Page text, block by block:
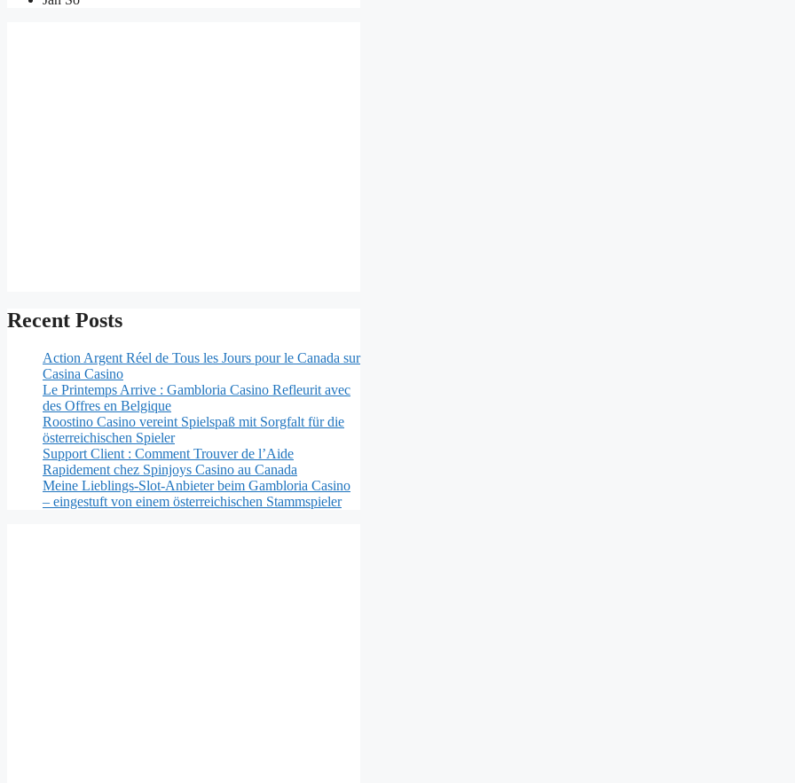
Recent Posts
Action Argent Réel de Tous les Jours pour le Canada sur
Casina Casino
Le Printemps Arrive : Gambloria Casino Refleurit avec
des Offres en Belgique
Roostino Casino vereint Spielspaß mit Sorgfalt für die
österreichischen Spieler
Support Client : Comment Trouver de l’Aide
Rapidement chez Spinjoys Casino au Canada
Meine Lieblings-Slot-Anbieter beim Gambloria Casino
– eingestuft von einem österreichischen Stammspieler